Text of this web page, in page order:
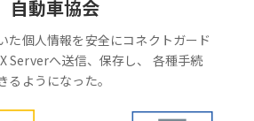
自動車協会
た個人情報を安全にコネクトガード
Serverへ送信、保存し、 各種手続
るようになった。